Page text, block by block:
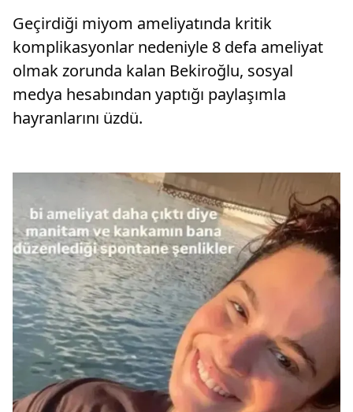
Geçirdiği miyom ameliyatında kritik
komplikasyonlar nedeniyle 8 defa ameliyat
olmak zorunda kalan Bekiroğlu, sosyal
medya hesabından yaptığı paylaşımla
hayranlarını üzdü.